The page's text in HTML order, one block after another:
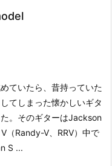
ていたら、昔持っていた
てしまった懐かしいギタ
。 そのギターはJackson
Randy-V、RRV） 中で
S ...